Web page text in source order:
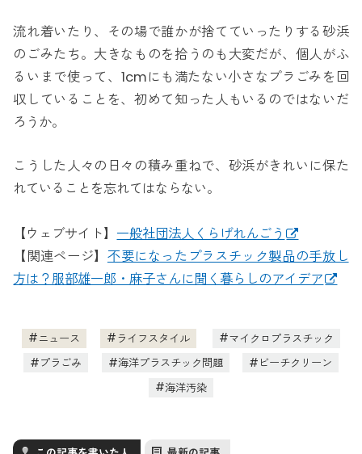
流れ着いたり、その場で誰かが捨てていったりする砂浜
のごみたち。大きなものを拾うのも大変だが、個人がふ
るいまで使って、1cmにも満たない小さなプラごみを回
収していることを、初めて知った人もいるのではないだ
ろうか。
こうした人々の日々の積み重ねで、砂浜がきれいに保た
れていることを忘れてはならない。
【ウェブサイト】 一般社団法人くらげれんごう
【関連ページ】 不要になったプラスチック製品の手放し
方は？服部雄一郎・麻子さんに聞く暮らしのアイデア
ニュース ライフスタイル
マイクロプラスチック
プラごみ
海洋プラスチック問題
ビーチクリーン
海洋汚染